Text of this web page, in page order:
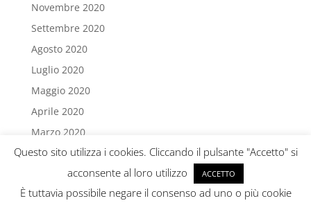
Novembre 2020
Settembre 2020
Agosto 2020
Luglio 2020
Maggio 2020
Aprile 2020
Marzo 2020
Febbraio 2020
Dicembre 2019
Novembre 2019
Questo sito utilizza i cookies. Cliccando il pulsante "Accetto" si
acconsente al loro utilizzo
ACCETTO
È tuttavia possibile negare il consenso ad uno o più cookie